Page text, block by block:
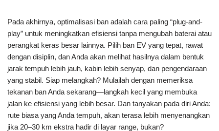
Pada akhirnya, optimalisasi ban adalah cara paling “plug-and-
play” untuk meningkatkan efisiensi tanpa mengubah baterai atau
perangkat keras besar lainnya. Pilih ban EV yang tepat, rawat
dengan disiplin, dan Anda akan melihat hasilnya dalam bentuk
jarak tempuh lebih jauh, kabin lebih senyap, dan pengendaraan
yang stabil. Siap melangkah? Mulailah dengan memeriksa
tekanan ban Anda sekarang—langkah kecil yang membuka
jalan ke efisiensi yang lebih besar. Dan tanyakan pada diri Anda:
rute biasa yang Anda tempuh, akan terasa lebih menyenangkan
jika 20–30 km ekstra hadir di layar range, bukan?